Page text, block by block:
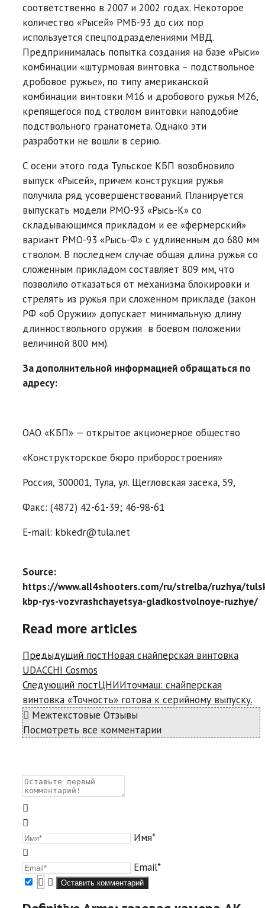
соответственно в 2007 и 2002 годах. Некоторое
количество «Рысей» РМБ-93 до сих пор
используется спецподразделениями МВД.
Предпринималась попытка создания на базе «Рыси»
комбинации «штурмовая винтовка – подствольное
дробовое ружье», по типу американской
комбинации винтовки М16 и дробового ружья М26,
крепящегося под стволом винтовки наподобие
подствольного гранатомета. Однако эти
разработки не вошли в серию.
С осени этого года Тульское КБП возобновило
выпуск «Рысей», причем конструкция ружья
получила ряд усовершенствований. Планируется
выпускать модели РМО-93 «Рысь-К» со
складывающимся прикладом и ее «фермерский»
вариант РМО-93 «Рысь-Ф» c удлиненным до 680 мм
стволом. В последнем случае общая длина ружья со
сложенным прикладом составляет 809 мм, что
позволило отказаться от механизма блокировки и
стрелять из ружья при сложенном прикладе (закон
РФ «об Оружии» допускает минимальную длину
длинноствольного оружия в боевом положении
величиной 800 мм).
За дополнительной информацией обращаться по
адресу:
ОАО «КБП» — открытое акционерное общество
«Конструкторское бюро приборостроения»
Россия, 300001, Тула, ул. Щегловская засека, 59,
Факс: (4872) 42-61-39; 46-98-61
E-mail: kbkedr@tula.net
Source:
https://www.all4shooters.com/ru/strelba/ruzhya/
kbp-rys-vozvrashchayetsya-gladkostvolnoye-ruzhye/
Read more articles
Предыдущий постНовая снайперская винтовка
UDACCHI Cosmos
Следующий постЦНИИточмаш: снайперская
винтовка «Точность» готова к серийному выпуску.
Межтекстовые Отзывы
Посмотреть все комментарии
Имя*
Email*